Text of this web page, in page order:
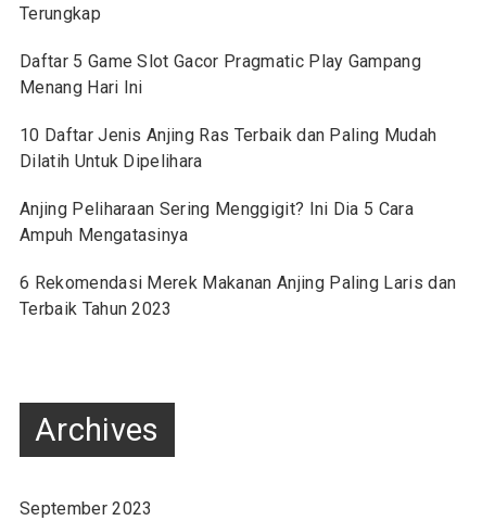
Terungkap
Daftar 5 Game Slot Gacor Pragmatic Play Gampang
Menang Hari Ini
10 Daftar Jenis Anjing Ras Terbaik dan Paling Mudah
Dilatih Untuk Dipelihara
Anjing Peliharaan Sering Menggigit? Ini Dia 5 Cara
Ampuh Mengatasinya
6 Rekomendasi Merek Makanan Anjing Paling Laris dan
Terbaik Tahun 2023
Archives
September 2023